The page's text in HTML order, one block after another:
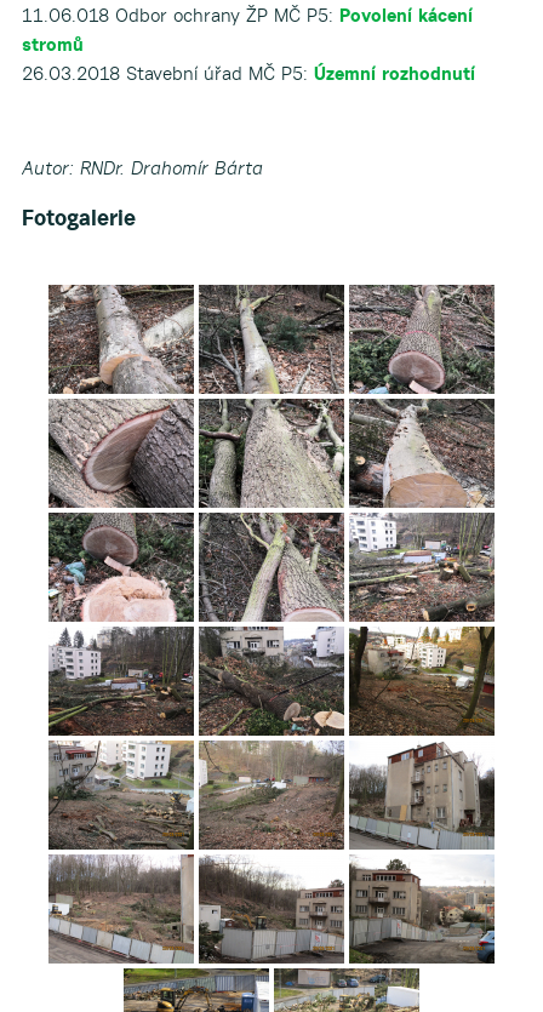
11.06.018 Odbor ochrany ŽP MČ P5: Povolení kácení
stromů
26.03.2018 Stavební úřad MČ P5: Územní rozhodnutí
Autor: RNDr. Drahomír Bárta
Fotogalerie